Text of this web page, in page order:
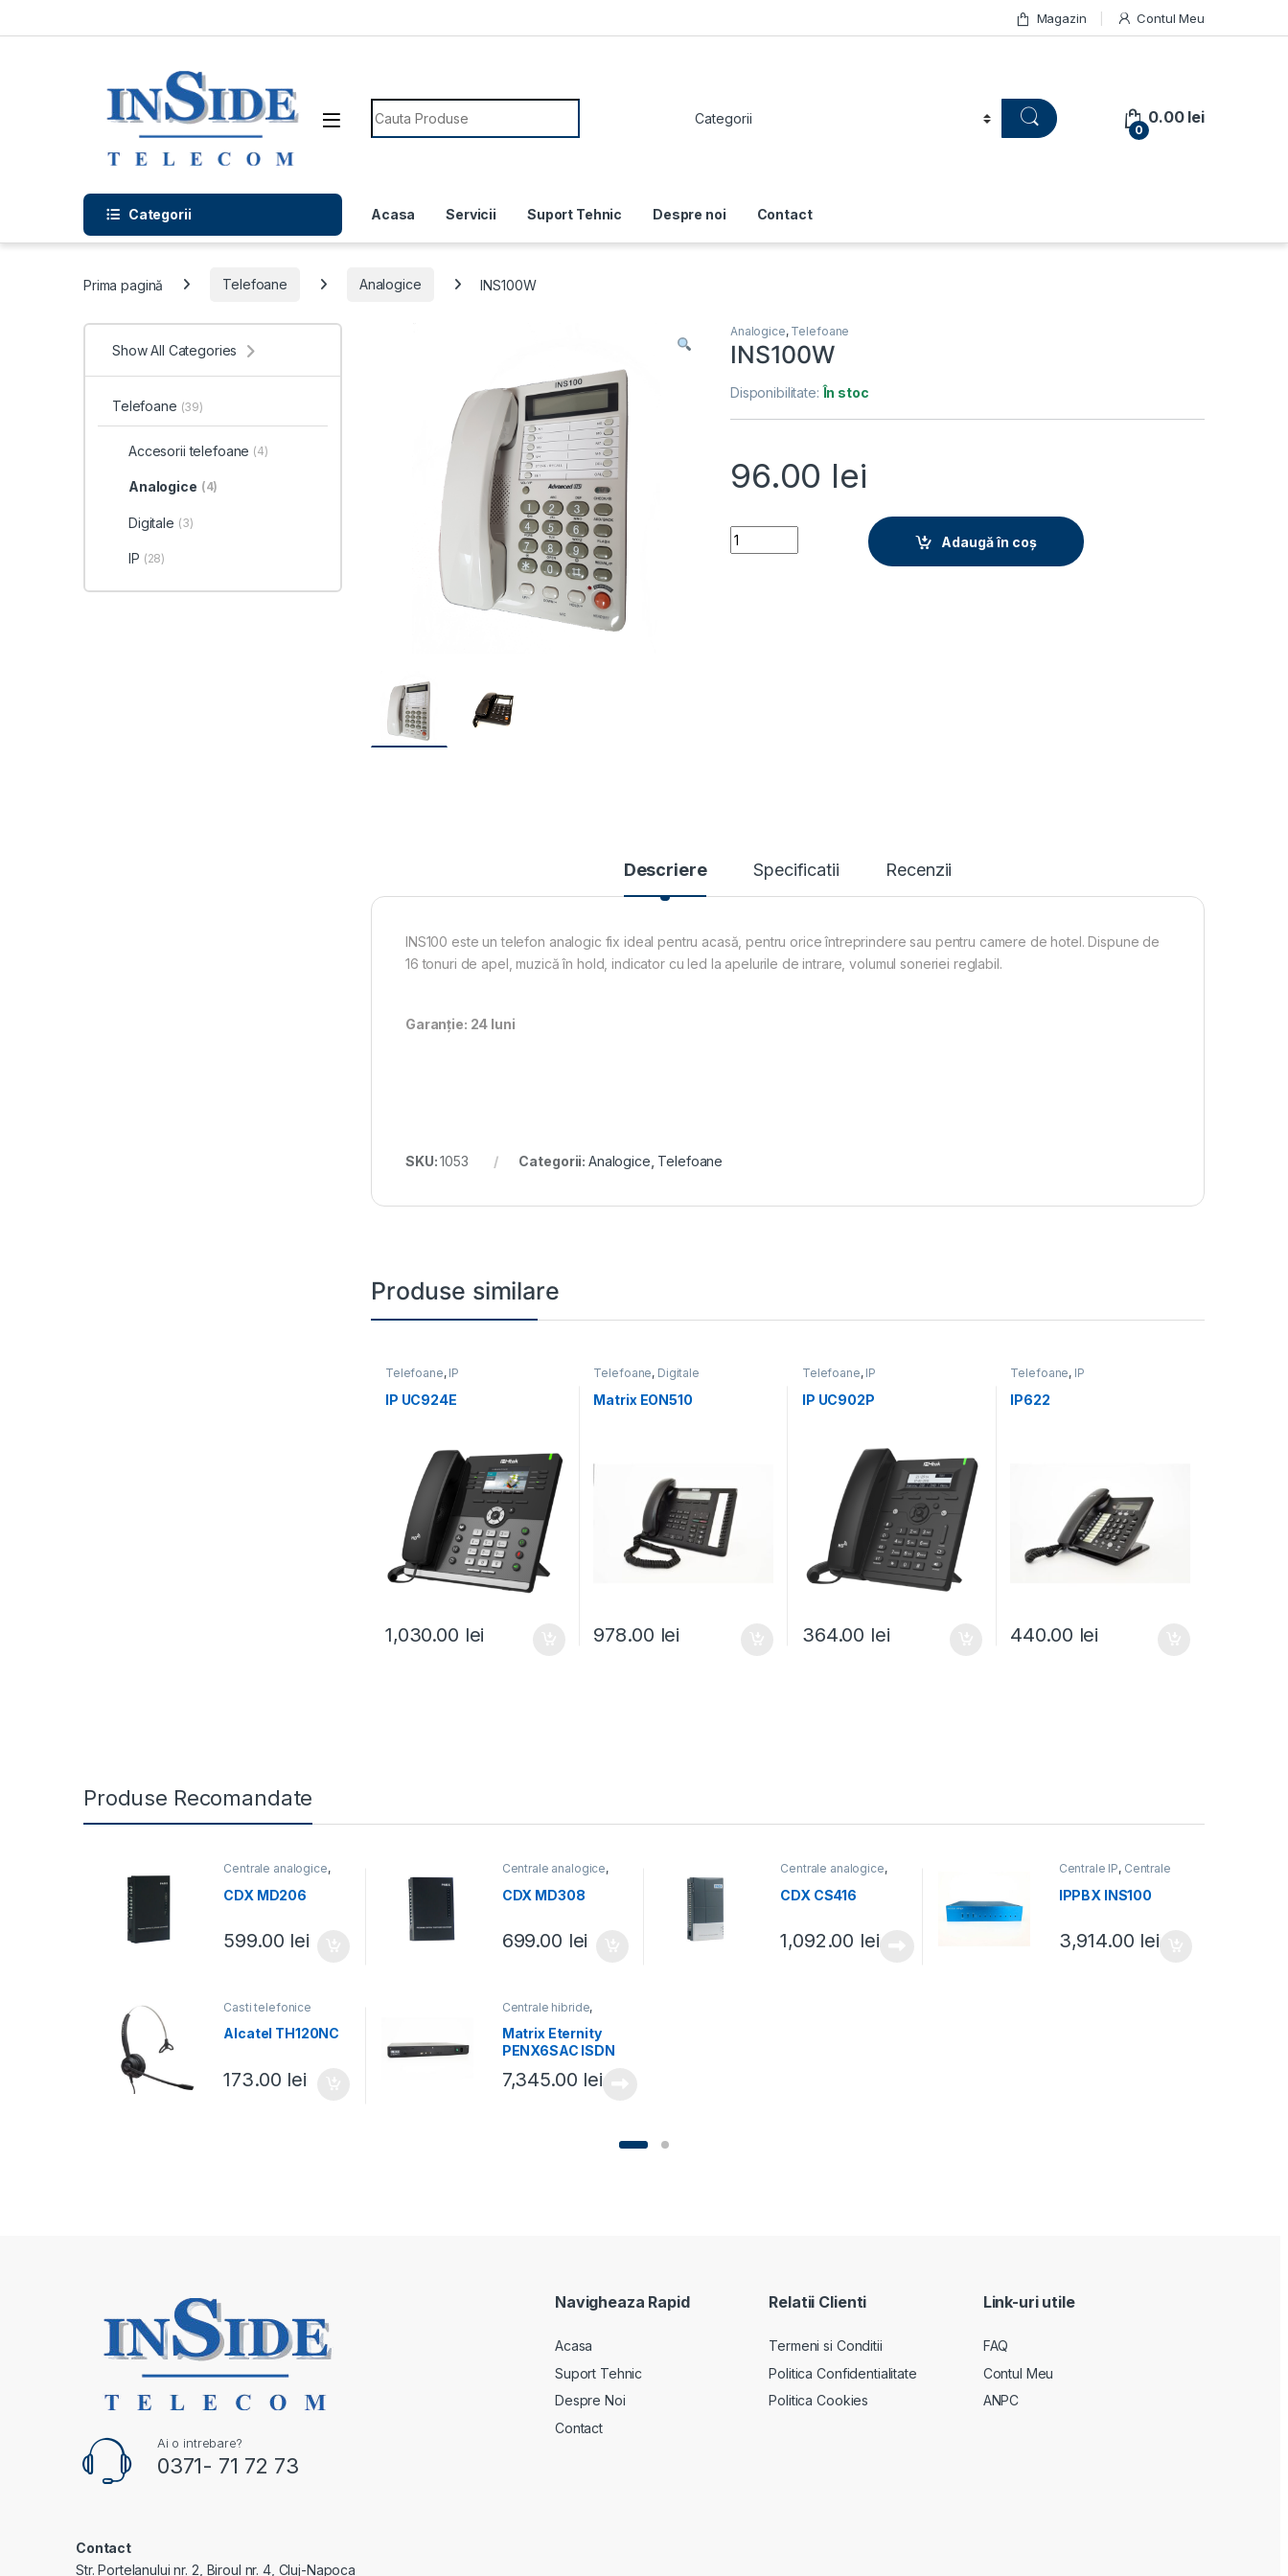
Magazin Contul Meu
Search for:
0
0.00 lei
Categorii Acasa Servicii Suport Tehnic Despre noi Contact
Prima pagină Telefoane Analogice INS100W
Analogice, Telefoane
INS100W
Disponibilitate:În stoc
96.00 lei
INS100W quantity
Adaugă în coș
Descriere Specificatii Recenzii
INS100 este un telefon analogic fix ideal pentru acasă, pentru orice întreprindere sau pentru camere de hotel. Dispune de
16 tonuri de apel, muzică în hold, indicator cu led la apelurile de intrare, volumul soneriei reglabil.
Garanție: 24 luni
SKU:1053 Categorii: Analogice Telefoane
Produse similare
Telefoane, IP
IP UC924E
1,030.00 lei
Telefoane, Digitale
Matrix EON510
978.00 lei
Telefoane, IP
IP UC902P
364.00 lei
Telefoane, IP
IP622
440.00 lei
Show All Categories
Telefoane (39)
Accesorii telefoane (4)
Analogice (4)
Digitale (3)
IP (28)
Produse Recomandate
Centrale analogice,
Centrale telefonice
CDX MD206
599.00 lei
Centrale analogice,
Centrale telefonice
CDX MD308
699.00 lei
Centrale analogice,
Centrale telefonice
CDX CS416
1,092.00 lei
Centrale IP, Centrale
IPPBX INS100
3,914.00 lei
Casti telefonice
Alcatel TH120NC
173.00 lei
Centrale hibride,
Matrix Eternity
PENX6SAC ISDN
7,345.00 lei
Ai o intrebare?
0371- 71 72 73
Contact
Str. Portelanului nr. 2, Biroul nr. 4, Cluj-Napoca
Navigheaza Rapid
Acasa
Suport Tehnic
Despre Noi
Contact
Relatii Clienti
Termeni si Conditii
Politica Confidentialitate
Politica Cookies
Link-uri utile
FAQ
Contul Meu
ANPC